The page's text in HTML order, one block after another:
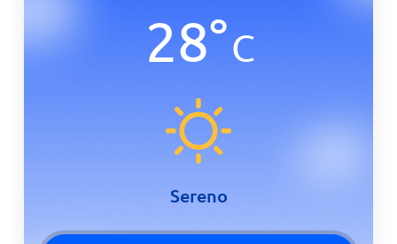
28°C
Sereno